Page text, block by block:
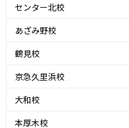
センター北校
あざみ野校
鶴見校
京急久里浜校
大和校
本厚木校